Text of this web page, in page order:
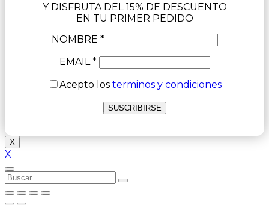
Y DISFRUTA DEL 15% DE DESCUENTO
EN TU PRIMER PEDIDO
NOMBRE *
EMAIL *
Acepto los terminos y condiciones
X
X